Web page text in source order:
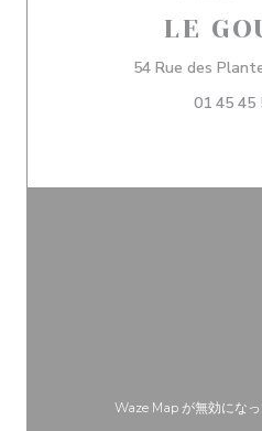
LE
54 Rue des
01 45 45
Waze Map が無効になっ